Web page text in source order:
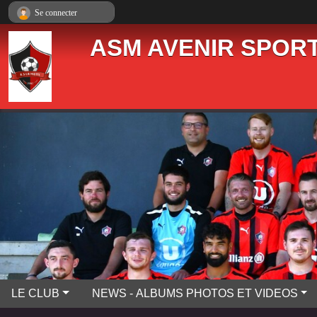
ASM AVENIR
LE CLUB NEWS - ALBUMS PHOTOS ET VIDEOS
Se connecter
Panneau de gestion des cookies